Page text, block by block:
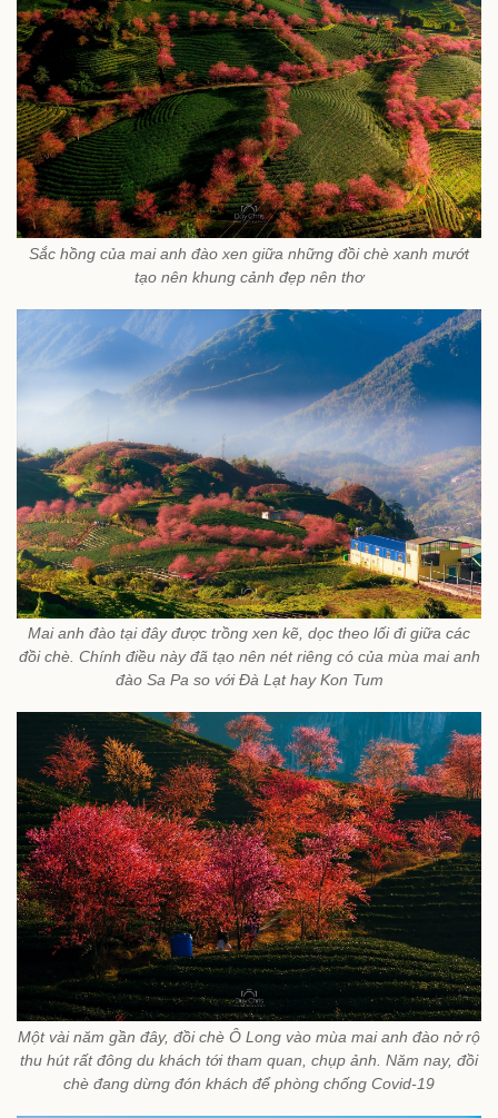
Sắc hồng của mai anh đào xen giữa những đồi chè xanh mướt
tạo nên khung cảnh đẹp nên thơ
Mai anh đào tại đây được trồng xen kẽ, dọc theo lối đi giữa các
đồi chè. Chính điều này đã tạo nên nét riêng có của mùa mai anh
đào Sa Pa so với Đà Lạt hay Kon Tum
Một vài năm gần đây, đồi chè Ô Long vào mùa mai anh đào nở rộ
thu hút rất đông du khách tới tham quan, chụp ảnh. Năm nay, đồi
chè đang dừng đón khách để phòng chống Covid-19